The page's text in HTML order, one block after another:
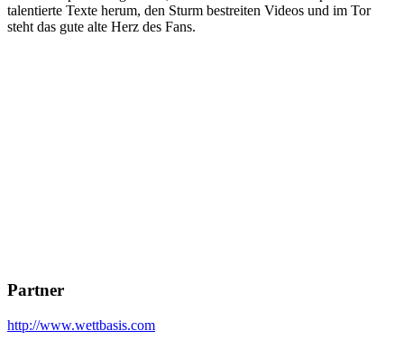
talentierte Texte herum, den Sturm bestreiten Videos und im Tor
steht das gute alte Herz des Fans.
Partner
http://www.wettbasis.com